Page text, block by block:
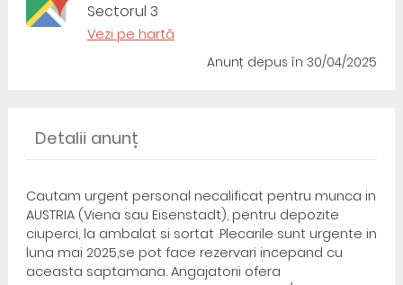
Sectorul 3
Vezi pe hartă
Anunț depusîn 30/04/2025
Detalii anunț
Cautam urgent personal necalificat pentru munca in
AUSTRIA (Viena sau Eisenstadt), pentru depozite
ciuperci, la ambalat si sortat .Plecarile sunt urgente in
luna mai 2025,se pot face rezervari incepand cu
aceasta saptamana. Angajatorii ofera